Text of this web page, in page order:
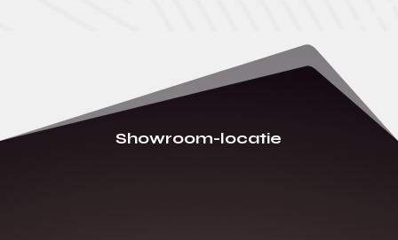
Showroom-locatie